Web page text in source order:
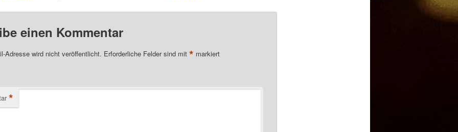
einen Kommentar
Adresse wird nicht veröffentlicht. Erforderliche Felder sind mit * markiert
*